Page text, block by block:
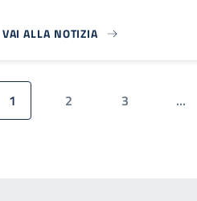
VAI ALLA NOTIZIA
Pagina attuale
1 Pagina
2 Pagina
3 …